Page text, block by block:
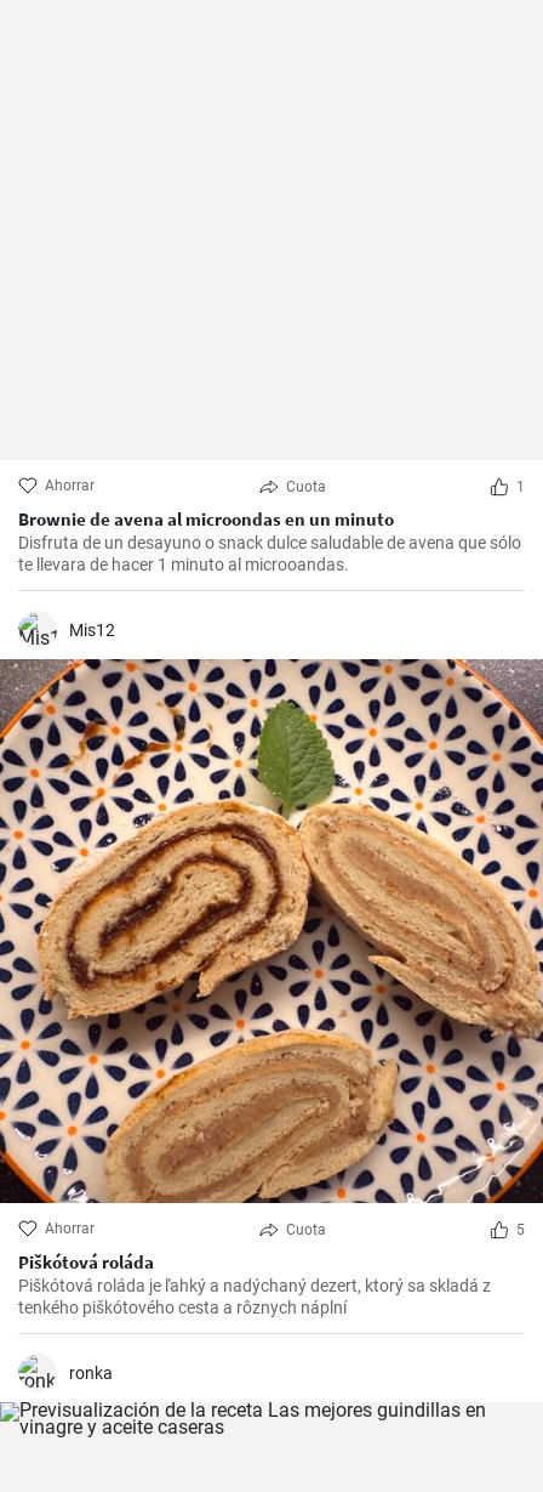
Ahorrar Cuota 1
Brownie de avena al microondas en un minuto
Disfruta de un desayuno o snack dulce saludable de avena que sólo
te llevara de hacer 1 minuto al microoandas.
Mis12
Ahorrar Cuota 5
Piškótová roláda
Piškótová roláda je ľahký a nadýchaný dezert, ktorý sa skladá z
tenkého piškótového cesta a rôznych náplní
ronka